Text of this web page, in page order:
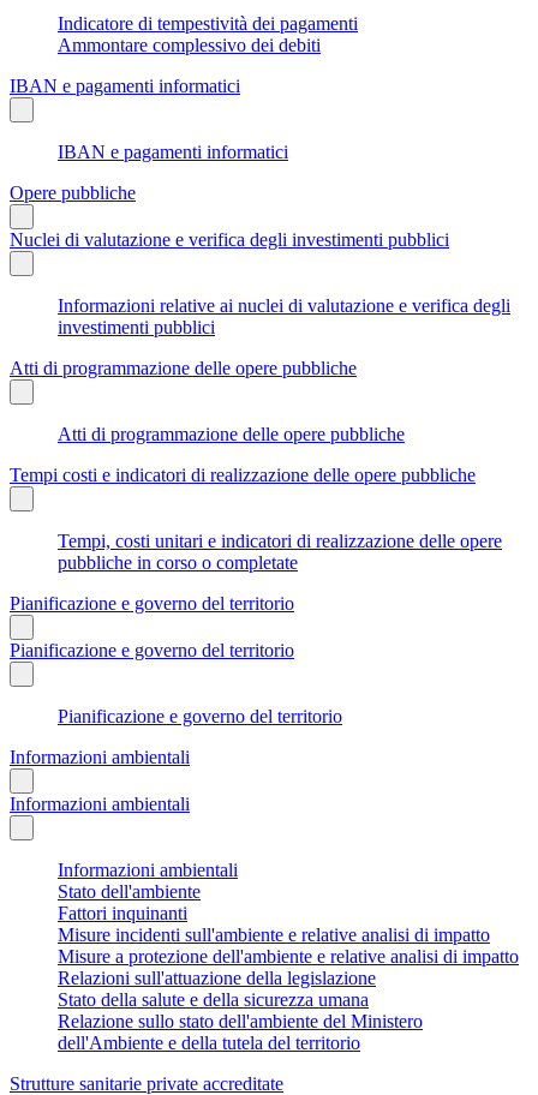
Indicatore di tempestività dei pagamenti
Ammontare complessivo dei debiti
IBAN e pagamenti informatici
IBAN e pagamenti informatici
Opere pubbliche
Nuclei di valutazione e verifica degli investimenti pubblici
Informazioni relative ai nuclei di valutazione e verifica degli
investimenti pubblici
Atti di programmazione delle opere pubbliche
Atti di programmazione delle opere pubbliche
Tempi costi e indicatori di realizzazione delle opere pubbliche
Tempi, costi unitari e indicatori di realizzazione delle opere
pubbliche in corso o completate
Pianificazione e governo del territorio
Pianificazione e governo del territorio
Pianificazione e governo del territorio
Informazioni ambientali
Informazioni ambientali
Informazioni ambientali
Stato dell'ambiente
Fattori inquinanti
Misure incidenti sull'ambiente e relative analisi di impatto
Misure a protezione dell'ambiente e relative analisi di impatto
Relazioni sull'attuazione della legislazione
Stato della salute e della sicurezza umana
Relazione sullo stato dell'ambiente del Ministero
dell'Ambiente e della tutela del territorio
Strutture sanitarie private accreditate